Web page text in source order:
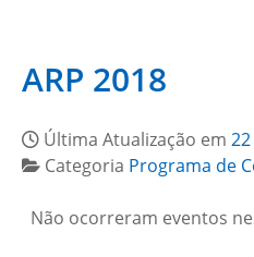
ARP 2018
Última Atualização em
Categoria Programa de
Não ocorreram eventos